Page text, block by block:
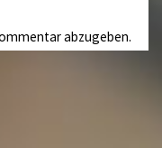
abzugeben.